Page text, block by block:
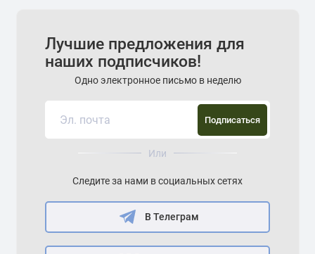
Лучшие предложения для
наших подписчиков!
Одно электронное письмо в неделю
Подписаться
Или
Следите за нами в социальных сетях
В Телеграм